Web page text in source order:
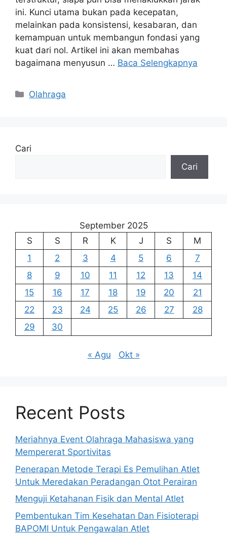
ini. Kunci utama bukan pada kecepatan,
melainkan pada konsistensi, kesabaran, dan
kemampuan untuk membangun fondasi yang
kuat dari nol. Artikel ini akan membahas
bagaimana menyusun … Baca Selengkapnya
Kategori
Olahraga
Cari
Cari
September 2025
S
S R K J S
M
1
2 3 4 5 6
7
8
9 10 11 12 13
14
15
16 17 18 19 20
21
22
23 24 25 26 27
28
29
30
« Agu Okt »
Recent Posts
Meriahnya Event Olahraga Mahasiswa yang
Mempererat Sportivitas
Penerapan Metode Terapi Es Pemulihan Atlet
Untuk Meredakan Peradangan Otot Perairan
Menguji Ketahanan Fisik dan Mental Atlet
Pembentukan Tim Kesehatan Dan Fisioterapi
BAPOMI Untuk Pengawalan Atlet